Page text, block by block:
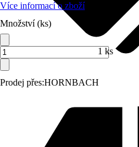
Prodej přes:HORNBACH
Více informací o zboží
Množství (ks)
1 ks